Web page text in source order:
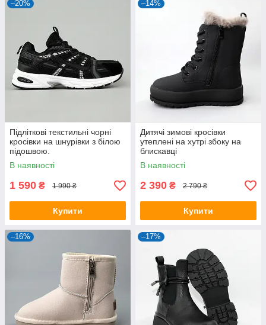
–20%
Підліткові текстильні чорні
кросівки на шнурівки з білою
підошвою.
В наявності
1 590 ₴ 1 990 ₴
Купити
–14%
Дитячі зимові кросівки
утеплені на хутрі збоку на
блискавці
В наявності
2 390 ₴ 2 790 ₴
Купити
–16% –17%